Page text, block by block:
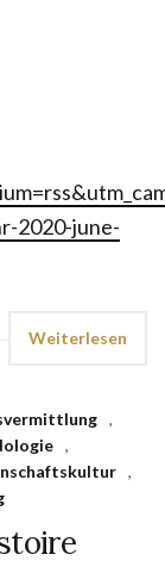
2020-june-
Weiterlesen
,
,
,